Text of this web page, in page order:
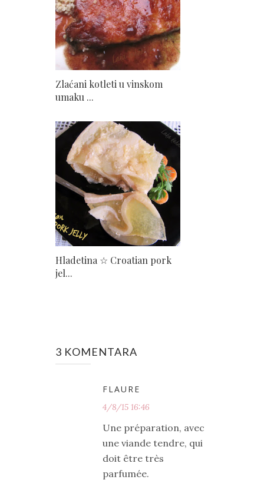
Zlaćani kotleti u vinskom
umaku ...
Hladetina ☆ Croatian pork
jel...
3 KOMENTARA
FLAURE
4/8/15 16:46
Une préparation, avec
une viande tendre, qui
doit être très
parfumée.